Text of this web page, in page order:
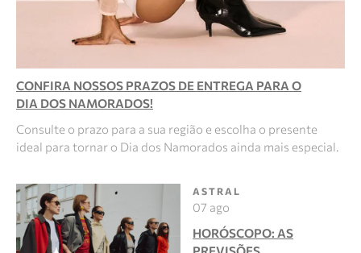
CONFIRA NOSSOS PRAZOS DE ENTREGA PARA O
DIA DOS NAMORADOS!
Consulte o prazo para a sua região e escolha o presente
ideal para tornar o Dia dos Namorados ainda mais especial.
ASTRAL
07 ago
HORÓSCOPO: AS